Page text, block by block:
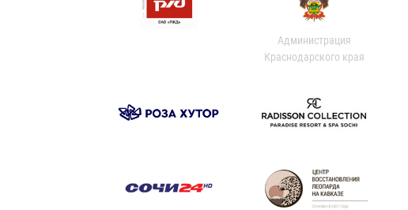
Администрация
Краснодарского края